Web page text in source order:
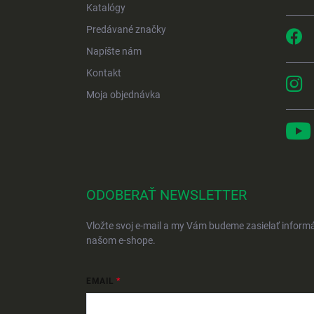
Katalógy
Predávané značky
Napíšte nám
Kontakt
Moja objednávka
ODOBERAŤ NEWSLETTER
Vložte svoj e-mail a my Vám budeme zasielať
našom e-shope.
EMAIL